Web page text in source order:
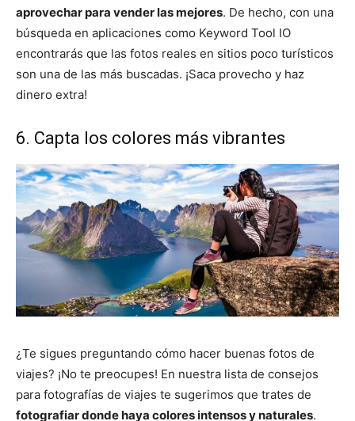
aprovechar para vender las mejores. De hecho, con una
búsqueda en aplicaciones como Keyword Tool IO
encontrarás que las fotos reales en sitios poco turísticos
son una de las más buscadas. ¡Saca provecho y haz
dinero extra!
6. Capta los colores más vibrantes
¿Te sigues preguntando cómo hacer buenas fotos de
viajes? ¡No te preocupes! En nuestra lista de consejos
para fotografías de viajes te sugerimos que trates de
fotografiar donde haya colores intensos y naturales.